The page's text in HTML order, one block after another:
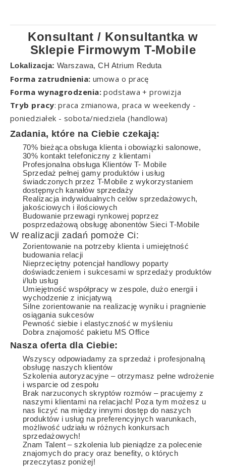
Konsultant / Konsultantka w
Sklepie Firmowym T-Mobile
Lokalizacja: Warszawa, CH Atrium Reduta
Forma zatrudnienia: umowa o pracę
Forma wynagrodzenia: podstawa + prowizja
Tryb pracy: praca zmianowa, praca w weekendy -
poniedziałek - sobota/niedziela (handlowa)
Zadania, które na Ciebie czekają:
70% bieżąca obsługa klienta i obowiązki salonowe,
30% kontakt telefoniczny z klientami
Profesjonalna obsługa Klientów T- Mobile
Sprzedaż pełnej gamy produktów i usług
świadczonych przez T-Mobile z wykorzystaniem
dostępnych kanałów sprzedaży
Realizacja indywidualnych celów sprzedażowych,
jakościowych i ilościowych
Budowanie przewagi rynkowej poprzez
posprzedażową obsługę abonentów Sieci T-Mobile
W realizacji zadań pomoże Ci:
Zorientowanie na potrzeby klienta i umiejętność
budowania relacji
Nieprzeciętny potencjał handlowy poparty
doświadczeniem i sukcesami w sprzedaży produktów
i/lub usług
Umiejętność współpracy w zespole, dużo energii i
wychodzenie z inicjatywą
Silne zorientowanie na realizację wyniku i pragnienie
osiągania sukcesów
Pewność siebie i elastyczność w myśleniu
Dobra znajomość pakietu MS Office
Nasza oferta dla Ciebie:
Wszyscy odpowiadamy za sprzedaż i profesjonalną
obsługę naszych klientów
Szkolenia autoryzacyjne – otrzymasz pełne wdrożenie
i wsparcie od zespołu
Brak narzuconych skryptów rozmów – pracujemy z
naszymi klientami na relacjach! Poza tym możesz u
nas liczyć na między innymi dostęp do naszych
produktów i usług na preferencyjnych warunkach,
możliwość udziału w różnych konkursach
sprzedażowych!
Znam Talent – szkolenia lub pieniądze za polecenie
znajomych do pracy oraz benefity, o których
przeczytasz poniżej!